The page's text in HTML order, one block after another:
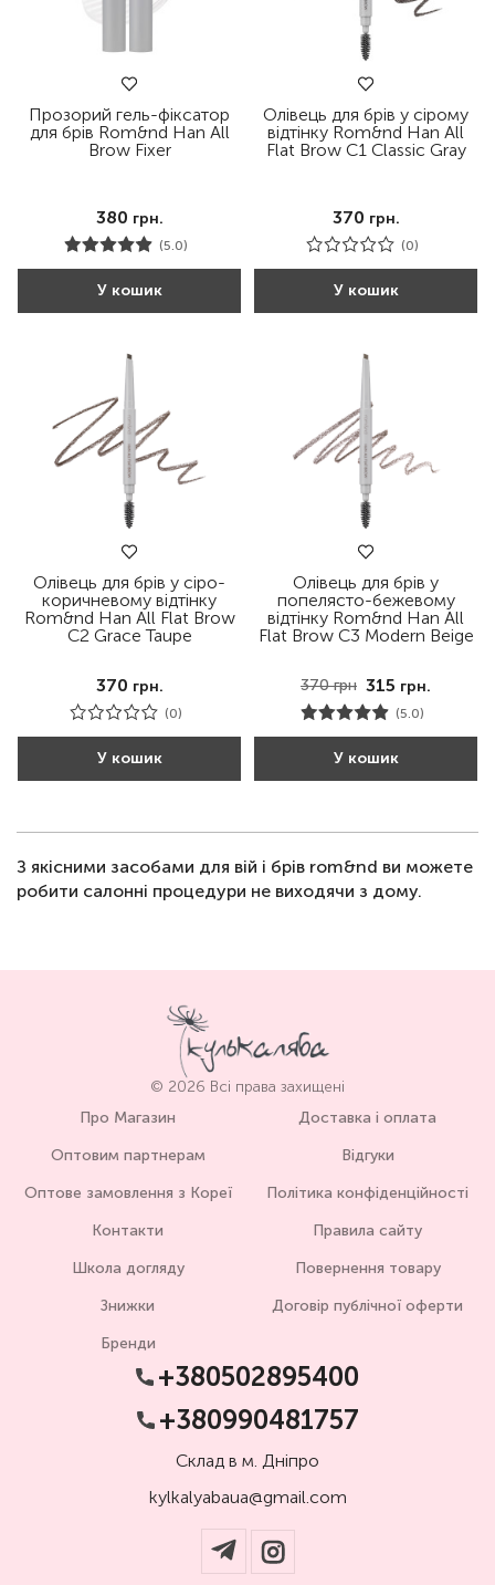
Прозорий гель-фіксатор
для брів Rom&nd Han All
Brow Fixer
380 грн.
(5.0)
У кошик
Олівець для брів у сірому
відтінку Rom&nd Han All
Flat Brow C1 Classic Gray
370 грн.
(0)
У кошик
Олівець для брів у сіро-
коричневому відтінку
Rom&nd Han All Flat Brow
C2 Grace Taupe
370 грн.
(0)
У кошик
Олівець для брів у
попелясто-бежевому
відтінку Rom&nd Han All
Flat Brow C3 Modern Beige
370грн 315 грн.
(5.0)
У кошик
З якісними засобами для вій і брів rom&nd ви можете
робити салонні процедури не виходячи з дому.
© 2026 Всі права захищені
Про Магазин
Оптовим партнерам
Оптове замовлення з Кореї
Контакти
Школа догляду
Знижки
Бренди
Доставка і оплата
Відгуки
Політика конфіденційності
Правила сайту
Повернення товару
Договір публічної оферти
+380502895400
+380990481757
Склад в м. Дніпро
kylkalyabaua@gmail.com